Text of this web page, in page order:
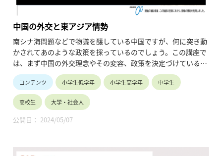
20:26～31:50 ③指導に関わった教員からのひと言・研究指導
の様子
ネイティブの探究指導教員→副校長(英語科)→探究部部長(理
科)
中国の外交と東アジア情勢
南シナ海問題などで物議を醸している中国ですが、何に突き動
かされてあのような政策を採っているのでしょう。この講座で
は、まず中国の外交理念やその変容、政策を決定づけている要
因を理解し、今後の東アジア情勢をいかに捉えていくかを考え
ます。
・時間割：0:20 講義
・講師名、講師所属：川島 真、東京大学総合文化研究科 教授
・シリーズ名：2016年度「駒場祭公開講座2016」
コンテンツ 小学生低学年 小学生高学年 中学生
高校生 大学・社会人
公開日： 2024/05/07